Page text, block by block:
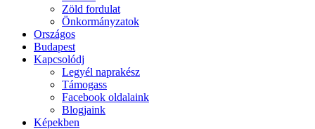
Zöld fordulat
Önkormányzatok
Országos
Budapest
Kapcsolódj
Legyél naprakész
Támogass
Facebook oldalaink
Blogjaink
Képekben